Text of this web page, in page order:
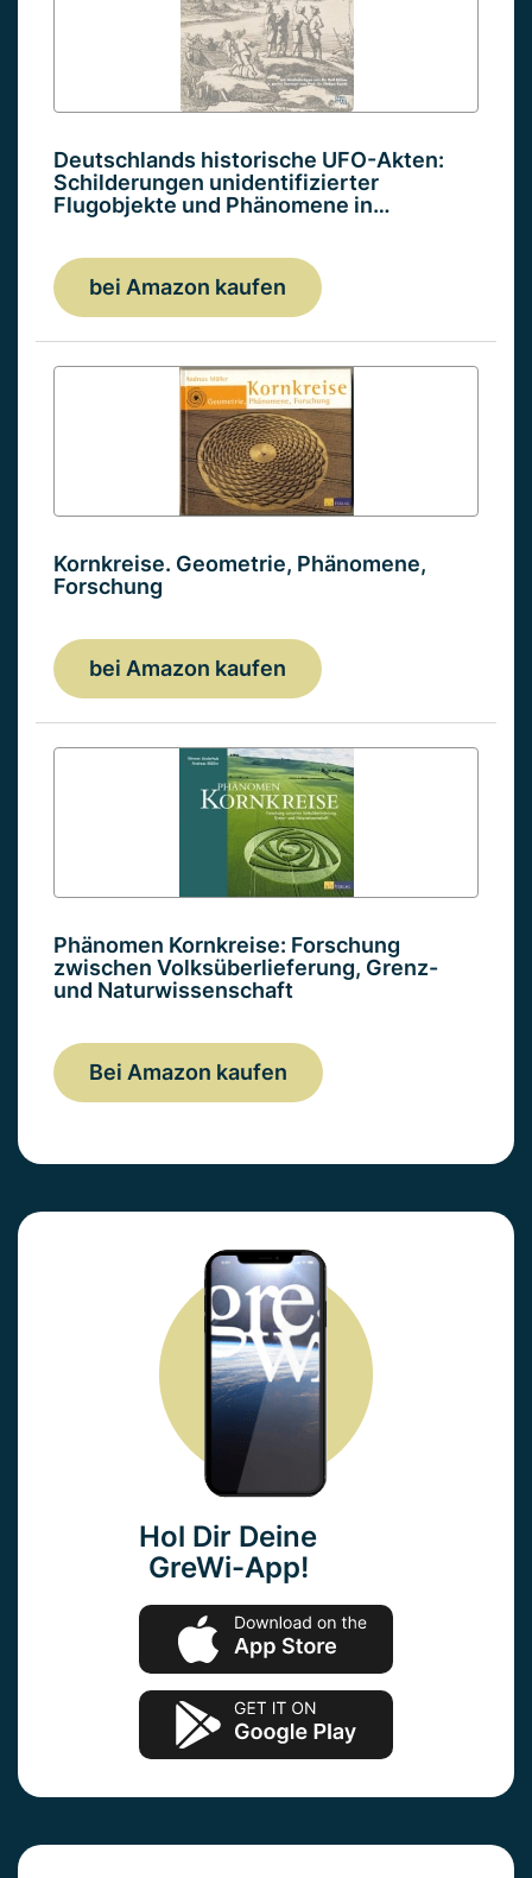
Deutschlands historische UFO-Akten:
Schilderungen unidentifizierter
Flugobjekte und Phänomene in…
bei Amazon kaufen
Kornkreise. Geometrie, Phänomene,
Forschung
bei Amazon kaufen
Phänomen Kornkreise: Forschung
zwischen Volksüberlieferung, Grenz-
und Naturwissenschaft
Bei Amazon kaufen
Hol Dir Deine
GreWi-App!